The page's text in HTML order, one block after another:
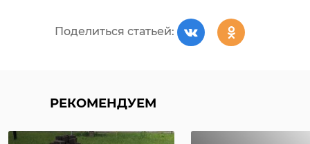
Поделиться статьей:
РЕКОМЕНДУЕМ